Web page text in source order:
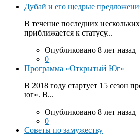
Дубай и его щедрые
В течение последних
приближается к статусу...
Опубликовано 8 лет назад
0
Программа «Открытый Юг»
В 2018 году стартует 15 сезон
юг». В...
Опубликовано 8 лет назад
0
Советы по замужеству